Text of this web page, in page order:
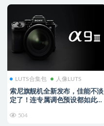
LUTS合集包 人像LUTS
索尼旗舰机全新发布，佳能不淡
定了！连专属调色预设都如此炸
504